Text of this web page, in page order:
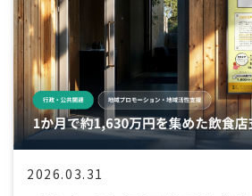
2026.03.31